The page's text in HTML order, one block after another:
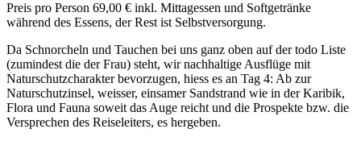
Preis pro Person 69,00 € inkl. Mittagessen und Softgetränke
während des Essens, der Rest ist Selbstversorgung.
Da Schnorcheln und Tauchen bei uns ganz oben auf der todo Liste
(zumindest die der Frau) steht, wir nachhaltige Ausflüge mit
Naturschutzcharakter bevorzugen, hiess es an Tag 4: Ab zur
Naturschutzinsel, weisser, einsamer Sandstrand wie in der Karibik,
Flora und Fauna soweit das Auge reicht und die Prospekte bzw. die
Versprechen des Reiseleiters, es hergeben.